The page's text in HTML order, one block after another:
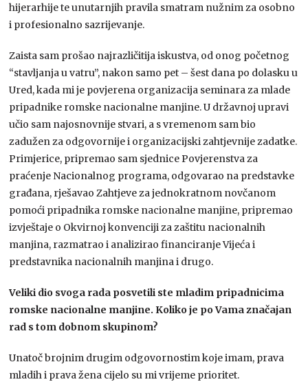
hijerarhije te unutarnjih pravila smatram nužnim za osobno
i profesionalno sazrijevanje.
Zaista sam prošao najrazličitija iskustva, od onog početnog
“stavljanja u vatru”, nakon samo pet – šest dana po dolasku u
Ured, kada mi je povjerena organizacija seminara za mlade
pripadnike romske nacionalne manjine. U državnoj upravi
učio sam najosnovnije stvari, a s vremenom sam bio
zadužen za odgovornije i organizacijski zahtjevnije zadatke.
Primjerice, pripremao sam sjednice Povjerenstva za
praćenje Nacionalnog programa, odgovarao na predstavke
građana, rješavao Zahtjeve za jednokratnom novčanom
pomoći pripadnika romske nacionalne manjine, pripremao
izvještaje o Okvirnoj konvenciji za zaštitu nacionalnih
manjina, razmatrao i analizirao financiranje Vijeća i
predstavnika nacionalnih manjina i drugo.
Veliki dio svoga rada posvetili ste mladim pripadnicima
romske nacionalne manjine. Koliko je po Vama značajan
rad s tom dobnom skupinom?
Unatoč brojnim drugim odgovornostim koje imam, prava
mladih i prava žena cijelo su mi vrijeme prioritet.